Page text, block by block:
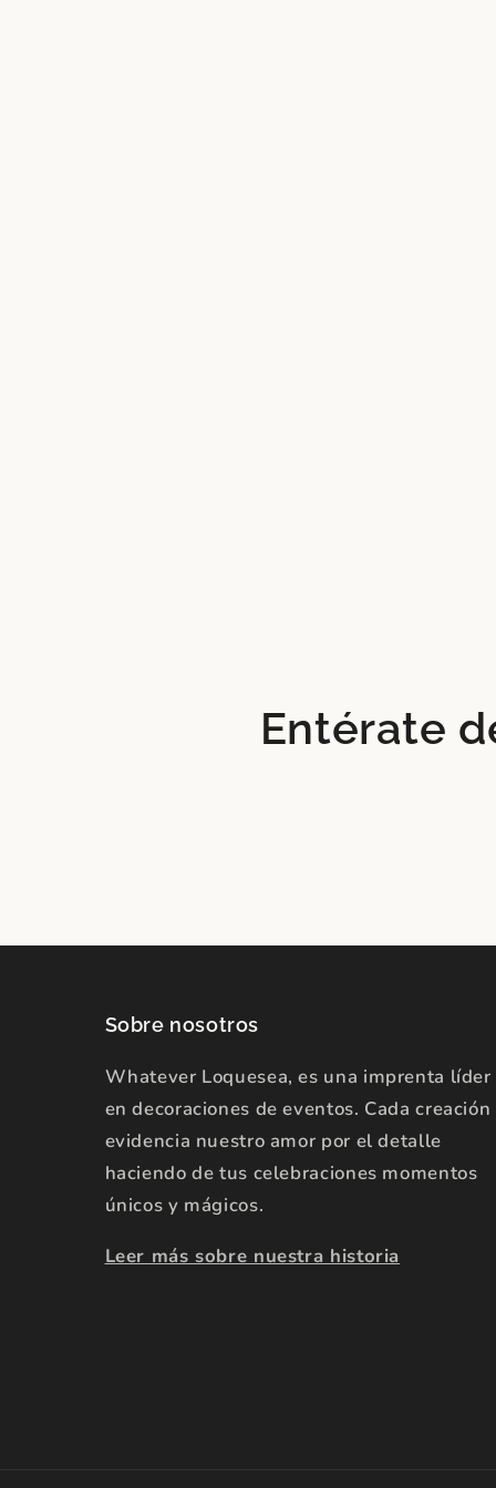
Entérate
Sobre nosotros
Whatever Loquesea, es una imprenta líder
en decoraciones de eventos. Cada creación
evidencia nuestro amor por el detalle
haciendo de tus celebraciones momentos
únicos y mágicos.
Leer más sobre nuestra historia